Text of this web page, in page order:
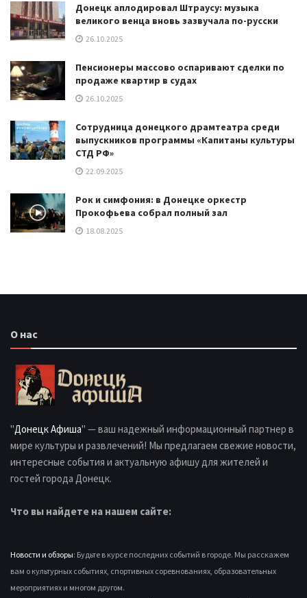
Донецк аплодировал Штраусу: музыка
великого венца вновь зазвучала по-русски
26.10.2025
Пенсионеры массово оспаривают сделки по
продаже квартир в судах
26.10.2025
Сотрудница донецкого драмтеатра среди
выпускников программы «Капитаны культуры
СТД РФ»
22.09.2025
Рок и симфония: в Донецке оркестр
Прокофьева собрал полный зал
18.08.2025
О нас
"Донецк Афиша" — ваш надежный информационный партнер в
мире культуры и развлечений! Мы предлагаем свежие новости,
интересные события и актуальную афишу для жителей и
гостей города Донецк.
Что вы найдете на нашем сайте:
Новости и обзоры: Будьте в курсе последних событий в городе. Мы расскажем
вам о культурных событиях, спортивных соревнованиях, образовательных
мероприятиях и многом другом.